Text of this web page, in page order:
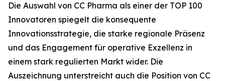
Die Auswahl von CC Pharma als einer der TOP 100
Innovatoren spiegelt die konsequente
Innovationsstrategie, die starke regionale Präsenz
und das Engagement für operative Exzellenz in
einem stark regulierten Markt wider. Die
Auszeichnung unterstreicht auch die Position von CC